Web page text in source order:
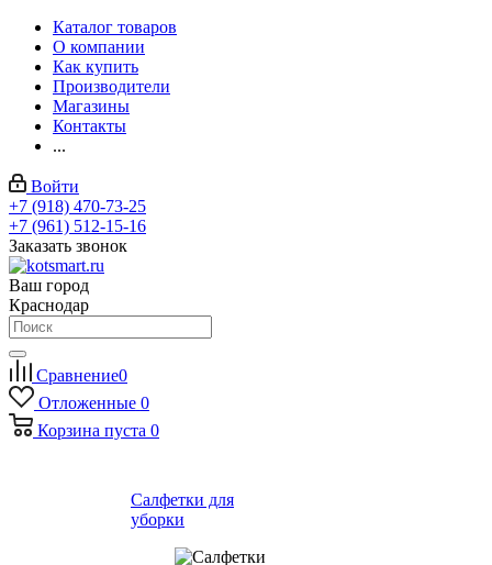
Каталог товаров
О компании
Как купить
Производители
Магазины
Контакты
...
Войти
+7 (918) 470-73-25
+7 (961) 512-15-16
Заказать звонок
Ваш город
Краснодар
Сравнение0
Отложенные 0
Корзина пуста 0
Салфетки для
уборки